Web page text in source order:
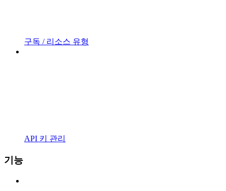
구독 / 리소스 유형
API 키 관리
기능